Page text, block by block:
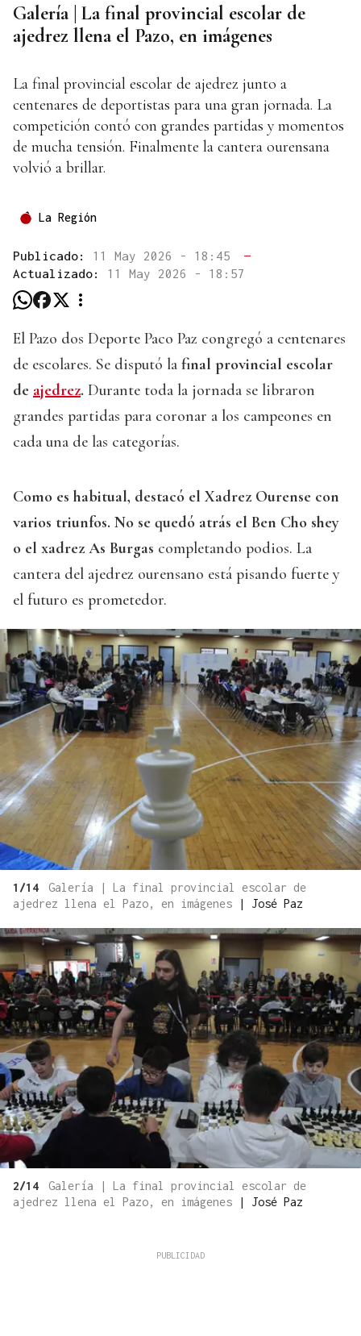
Galería | La final provincial escolar de
ajedrez llena el Pazo, en imágenes
La final provincial escolar de ajedrez junto a
centenares de deportistas para una gran jornada. La
competición contó con grandes partidas y momentos
de mucha tensión. Finalmente la cantera ourensana
volvió a brillar.
La Región
Publicado: 11 May 2026 - 18:45
—
Actualizado: 11 May 2026 - 18:57
El Pazo dos Deporte Paco Paz congregó a centenares
de escolares. Se disputó la final provincial escolar
de ajedrez. Durante toda la jornada se libraron
grandes partidas para coronar a los campeones en
cada una de las categorías.
Como es habitual, destacó el Xadrez Ourense con
varios triunfos. No se quedó atrás el Ben Cho shey
o el xadrez As Burgas completando podios. La
cantera del ajedrez ourensano está pisando fuerte y
el futuro es prometedor.
1/14
Galería | La final provincial escolar de
ajedrez llena el Pazo, en imágenes
| José Paz
2/14
Galería | La final provincial escolar de
ajedrez llena el Pazo, en imágenes
| José Paz